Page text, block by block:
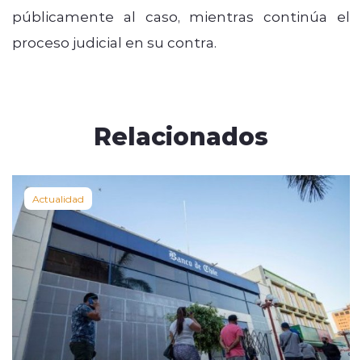
públicamente al caso, mientras continúa el
proceso judicial en su contra.
Relacionados
Actualidad